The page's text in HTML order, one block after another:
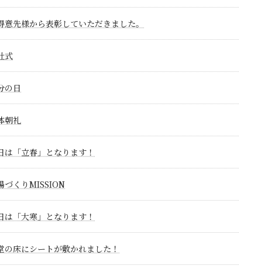
意先様から表彰していただきました。
式
の日
朝礼
は「立春」となります！
づくりMISSION
は「大寒」となります！
の床にシートが敷かれました！